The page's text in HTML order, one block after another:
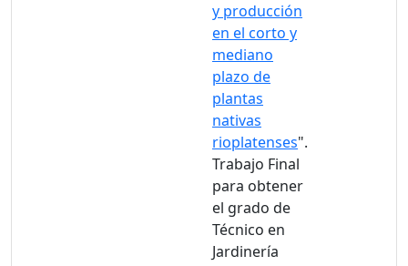
y producción
en el corto y
mediano
plazo de
plantas
nativas
rioplatenses".
Trabajo Final
para obtener
el grado de
Técnico en
Jardinería